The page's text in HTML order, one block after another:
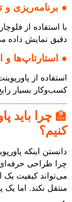
● برنامه‌ریزی و
با استفاده از
دقیق نمایش داده
● استارتاپ‌ها و
کسب‌وکار بسیار
🏫 چرا باید
کنیم؟
دانستن اینکه
چرا طراحی
می‌تواند کیفیت یک
منتقل نکند. اما یک